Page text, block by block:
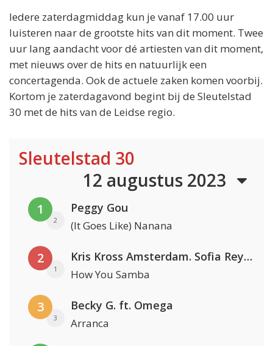
Iedere zaterdagmiddag kun je vanaf 17.00 uur
luisteren naar de grootste hits van dit moment. Twee
uur lang aandacht voor dé artiesten van dit moment,
met nieuws over de hits en natuurlijk een
concertagenda. Ook de actuele zaken komen voorbij.
Kortom je zaterdagavond begint bij de Sleutelstad
30 met de hits van de Leidse regio.
Sleutelstad 30
12 augustus 2023
1
2
Peggy Gou
(It Goes Like) Nanana
2
1
Kris Kross Amsterdam. Sofia Reyes & Tinie Tempah
How You Samba
3
3
Becky G. ft. Omega
Arranca